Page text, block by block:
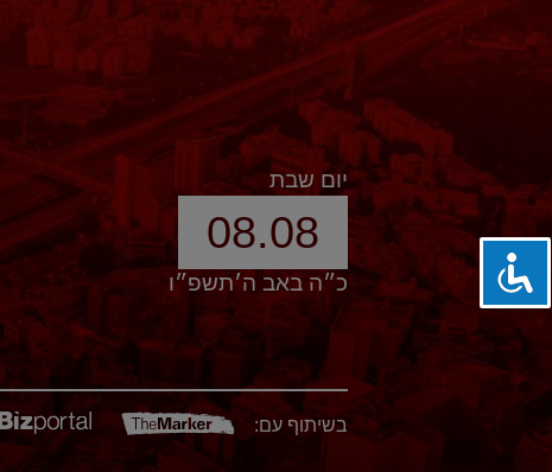
יום שבת
08.08
כ״ה באב ה׳תשפ״ו
בשיתוף עם: